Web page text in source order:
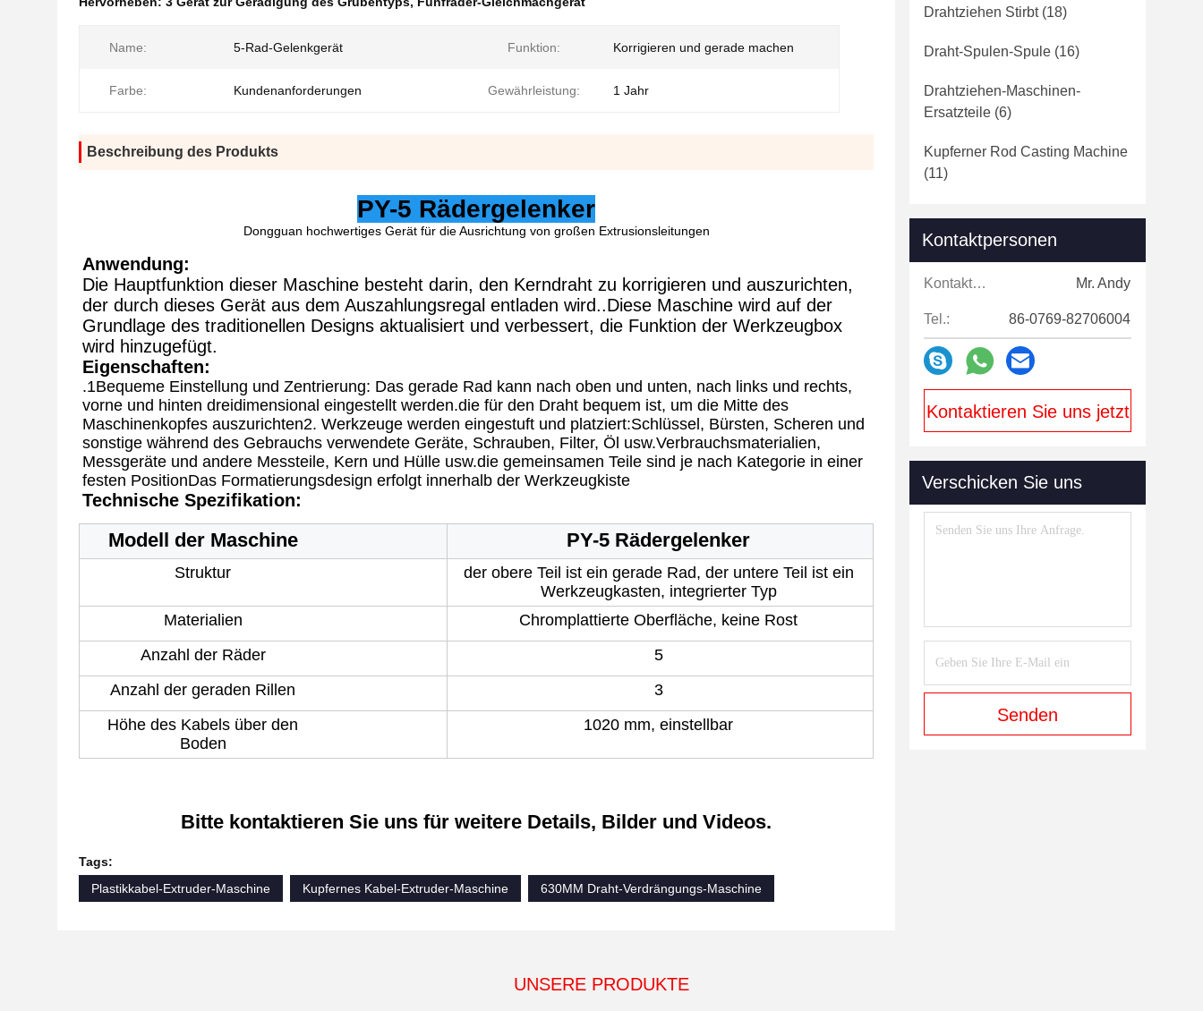
Name: 5-Rad-Gelenkgerät Funktion: Korrigieren und gerade machen
Farbe: Kundenanforderungen Gewährleistung: 1 Jahr
Beschreibung des Produkts
PY-5 Rädergelenker
Dongguan hochwertiges Gerät für die Ausrichtung von großen Extrusionsleitungen
Anwendung:
Die Hauptfunktion dieser Maschine besteht darin, den Kerndraht zu korrigieren und auszurichten,
der durch dieses Gerät aus dem Auszahlungsregal entladen wird..Diese Maschine wird auf der
Grundlage des traditionellen Designs aktualisiert und verbessert, die Funktion der Werkzeugbox
wird hinzugefügt.
Eigenschaften:
.1Bequeme Einstellung und Zentrierung: Das gerade Rad kann nach oben und unten, nach links und rechts,
vorne und hinten dreidimensional eingestellt werden.die für den Draht bequem ist, um die Mitte des
Maschinenkopfes auszurichten2. Werkzeuge werden eingestuft und platziert:Schlüssel, Bürsten, Scheren und
sonstige während des Gebrauchs verwendete Geräte, Schrauben, Filter, Öl usw.Verbrauchsmaterialien,
Messgeräte und andere Messteile, Kern und Hülle usw.die gemeinsamen Teile sind je nach Kategorie in einer
festen PositionDas Formatierungsdesign erfolgt innerhalb der Werkzeugkiste
Technische Spezifikation:
Modell der Maschine PY-5 Rädergelenker
Struktur
der obere Teil ist ein gerade Rad, der untere Teil ist ein
Werkzeugkasten, integrierter Typ
Materialien
Chromplattierte Oberfläche, keine Rost
Anzahl der Räder
5
Anzahl der geraden Rillen
3
Höhe des Kabels über den
Boden
1020 mm, einstellbar
Bitte kontaktieren Sie uns für weitere Details, Bilder und Videos.
Tags:
Plastikkabel-Extruder-Maschine
Kupfernes Kabel-Extruder-Maschine 630MM Draht-Verdrängungs-Maschine
Drahtziehen Stirbt(18)
Draht-Spulen-Spule (16)
Drahtziehen-Maschinen-
Ersatzteile (6)
Kupferner Rod Casting Machine
(11)
Kontaktpersonen
Kontaktpersonen: Mr. Andy
Tel.: 86-0769-82706004
Kontaktieren Sie uns jetzt
Verschicken Sie uns
Senden
UNSERE PRODUKTE